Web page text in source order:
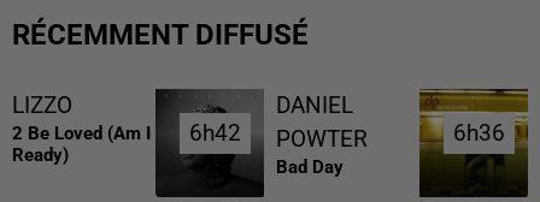
RÉCEMMENT DIFFUSÉ
LIZZO
2 Be Loved (am I
Ready)
6h42
6h42
DANIEL
POWTER
Bad Day
6h36
6h36